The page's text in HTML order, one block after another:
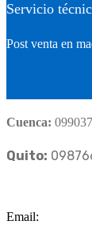
Servicio
Post venta en
Cuenca:
Quito:
Email: